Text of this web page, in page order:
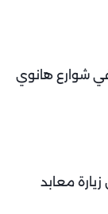
في شوارع هانوي
معابد